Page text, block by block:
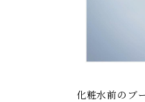
化粧水前のブ